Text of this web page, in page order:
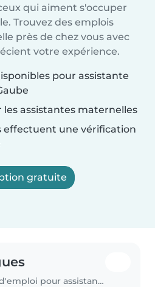
qui aiment s'occuper
Trouvez des emplois
près de chez vous avec
votre expérience.
pour assistante
les assistantes maternelles
effectuent une vérification
gratuite
Offre d'emploi pour assistante maternelle à Grand Gaube